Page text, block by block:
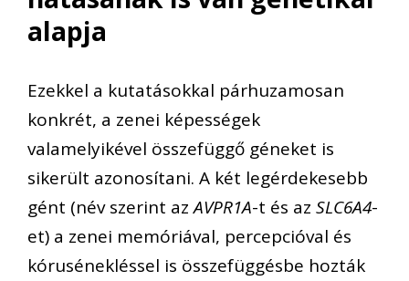
alapja
Ezekkel a kutatásokkal párhuzamosan
konkrét, a zenei képességek
valamelyikével összefüggő géneket is
sikerült azonosítani. A két legérdekesebb
gént (név szerint azAVPR1A-t és az SLC6A4-
et) a zenei memóriával, percepcióval és
kórusénekléssel is összefüggésbe hozták